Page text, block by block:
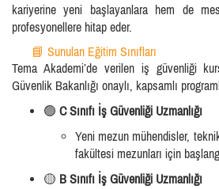
kariyerine yeni başlayanlara hem de
profesyonellere hitap eder.
📘 Sunulan Eğitim Sınıfları
Tema Akademi’de verilen iş güvenliği
Güvenlik Bakanlığı onaylı, kapsamlı
🟢 C Sınıfı İş Güvenliği Uzmanlığı
Yeni mezun mühendisler,
fakültesi mezunları için
🟡 B Sınıfı İş Güvenliği Uzmanlığı